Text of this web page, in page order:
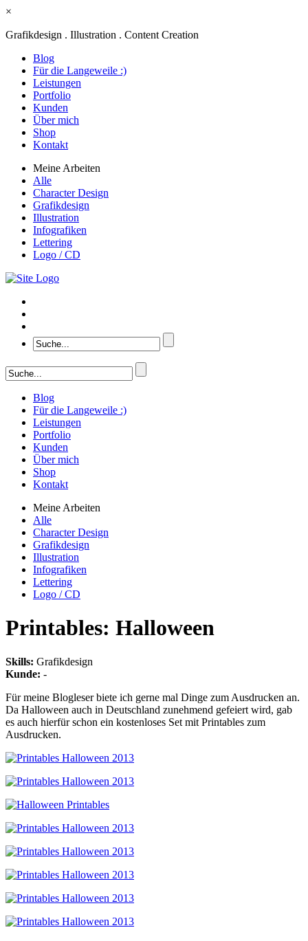
×
Grafikdesign . Illustration . Content Creation
Blog
Für die Langeweile :)
Leistungen
Portfolio
Kunden
Über mich
Shop
Kontakt
Meine Arbeiten
Alle
Character Design
Grafikdesign
Illustration
Infografiken
Lettering
Logo / CD
Blog
Für die Langeweile :)
Leistungen
Portfolio
Kunden
Über mich
Shop
Kontakt
Meine Arbeiten
Alle
Character Design
Grafikdesign
Illustration
Infografiken
Lettering
Logo / CD
Printables: Halloween
Skills: Grafikdesign
Kunde: -
Für meine Blogleser biete ich gerne mal Dinge zum Ausdrucken an.
Da Halloween auch in Deutschland zunehmend gefeiert wird, gab
es auch hierfür schon ein kostenloses Set mit Printables zum
Ausdrucken.